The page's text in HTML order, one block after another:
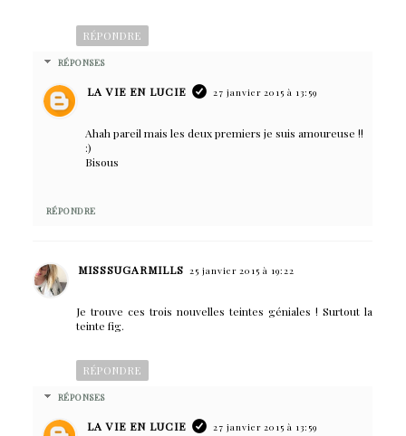
RÉPONDRE
RÉPONSES
LA VIE EN LUCIE 27 janvier 2015 à 13:59
Ahah pareil mais les deux premiers je suis amoureuse !!
:)
Bisous
RÉPONDRE
MISSSUGARMILLS 25 janvier 2015 à 19:22
Je trouve ces trois nouvelles teintes géniales ! Surtout la
teinte fig.
RÉPONDRE
RÉPONSES
LA VIE EN LUCIE 27 janvier 2015 à 13:59